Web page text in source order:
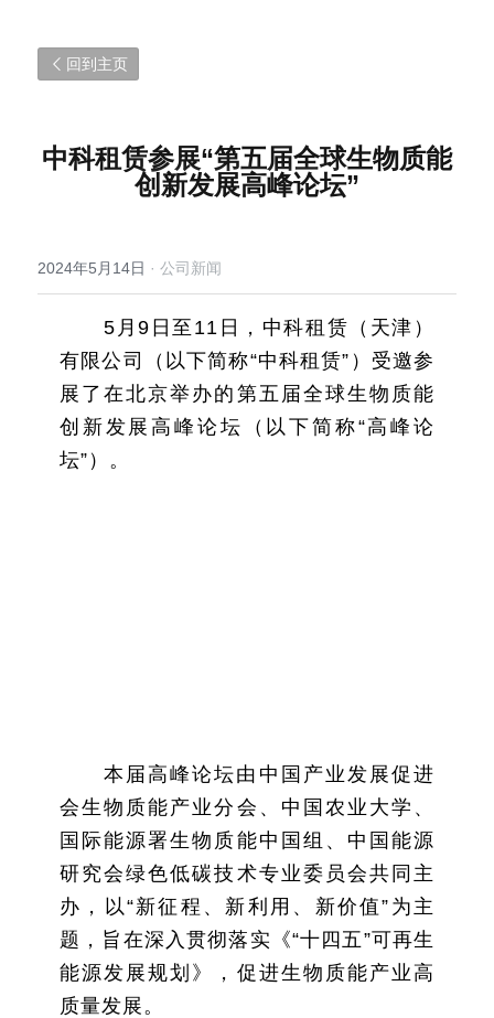
回到主页
中科租赁参展“第五届全球生物质能
创新发展高峰论坛”
2024年5月14日 · 公司新闻
5月9日至11日，中科租赁（天津）
有限公司（以下简称“中科租赁”）受邀参
展了在北京举办的第五届全球生物质能
创新发展高峰论坛（以下简称“高峰论
坛”）。
本届高峰论坛由中国产业发展促进
会生物质能产业分会、中国农业大学、
国际能源署生物质能中国组、中国能源
研究会绿色低碳技术专业委员会共同主
办，以“新征程、新利用、新价值”为主
题，旨在深入贯彻落实《“十四五”可再生
能源发展规划》，促进生物质能产业高
质量发展。